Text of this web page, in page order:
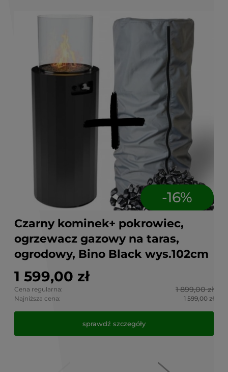
-16%
1 599,00 zł
Cena regularna: 1 899,00 zł
Najniższa cena: 1 599,00 zł
sprawdź szczegóły